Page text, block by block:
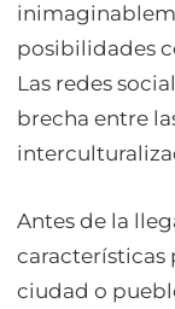
posibilidades
Las redes
brecha entre
Antes de la
características
ciudad o